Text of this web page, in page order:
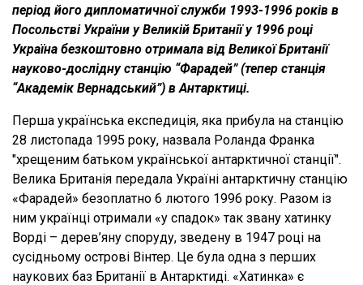
період його дипломатичної служби 1993-1996 років в
Посольстві України у Великій Британії у 1996 році
Україна безкоштовно отримала від Великої Британії
науково-дослідну станцію “Фарадей” (тепер станція
“Академік Вернадський”) в Антарктиці.
Перша українська експедиція, яка прибула на станцію
28 листопада 1995 року, назвала Роланда Франка
"хрещеним батьком української антарктичної станції".
Велика Британія передала Україні антарктичну станцію
«Фарадей» безоплатно 6 лютого 1996 року. Разом із
ним українці отримали «у спадок» так звану хатинку
Ворді – дерев’яну споруду, зведену в 1947 році на
сусідньому острові Вінтер. Це була одна з перших
наукових баз Британії в Антарктиді. «Хатинка» є